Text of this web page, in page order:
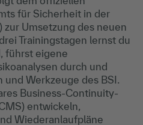
für Sicherheit in der
Umsetzung des neuen
Trainingstagen lernst du
führst eigene
durch und
Werkzeuge des BSI.
Business-Continuity-
entwickeln,
Wiederanlaufpläne